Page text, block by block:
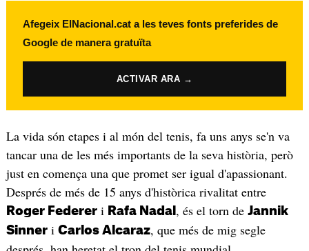
Afegeix ElNacional.cat a les teves fonts preferides de
Google de manera gratuïta
ACTIVAR ARA →
La vida són etapes i al món del tenis, fa uns anys se'n va
tancar una de les més importants de la seva història, però
just en comença una que promet ser igual d'apassionant.
Després de més de 15 anys d'històrica rivalitat entre
Roger Federeri Rafa Nadal , és el torn de Jannik
Sinneri Carlos Alcaraz, que més de mig segle